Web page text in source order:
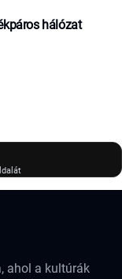
hálózat
ahol a kultúrák